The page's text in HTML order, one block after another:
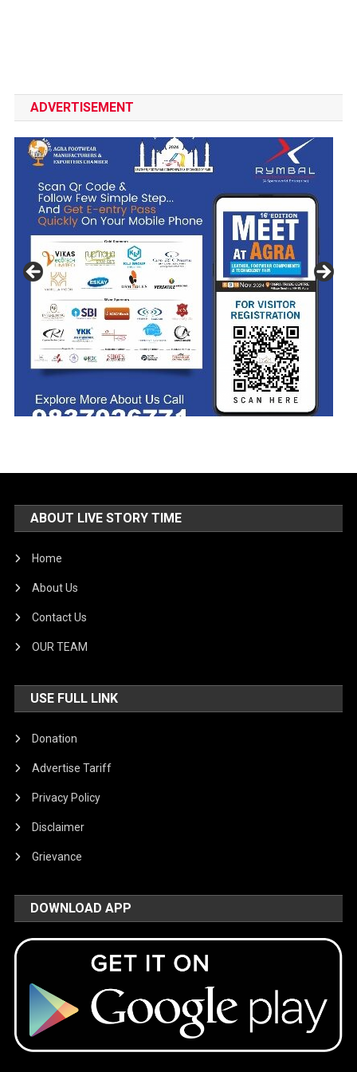
ADVERTISEMENT
ABOUT LIVE STORY TIME
Home
About Us
Contact Us
OUR TEAM
USE FULL LINK
Donation
Advertise Tariff
Privacy Policy
Disclaimer
Grievance
DOWNLOAD APP